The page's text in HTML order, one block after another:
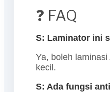
❓ FAQ
S: Laminator ini
Ya, boleh
kecil.
S: Ada fungsi